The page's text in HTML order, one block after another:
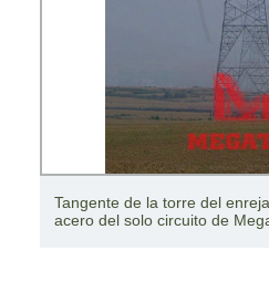
Tangente de la torre del
acero del solo circuito de